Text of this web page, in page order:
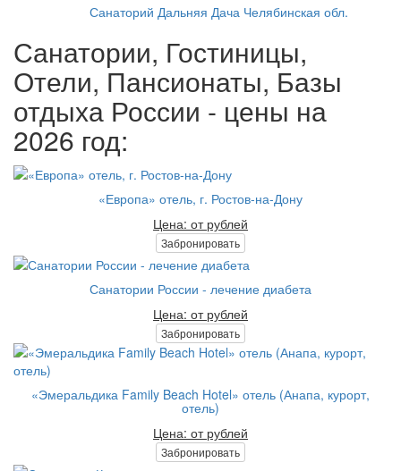
Санаторий Дальняя Дача Челябинская обл.
Санатории, Гостиницы,
Отели, Пансионаты, Базы
отдыха России - цены на
2026 год:
«Европа» отель, г. Ростов-на-Дону
Цена: от рублей
Забронировать
Санатории России - лечение диабета
Цена: от рублей
Забронировать
«Эмеральдика Family Beach Hotel» отель (Анапа, курорт,
отель)
Цена: от рублей
Забронировать